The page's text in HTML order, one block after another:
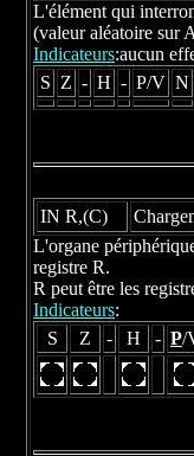
L'élément qui
(valeur aléatoire sur
Indicateurs:aucun
S Z - H - P/V N
IN R,(C)
L'organe
registre R.
R peut être les
Indicateurs:
S
Z - H - P/